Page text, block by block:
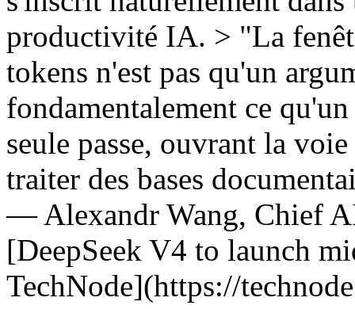
productivité IA. > "La
tokens n'est pas qu'un
fondamentalement ce
seule passe, ouvrant la
traiter des bases
— Alexandr Wang, Chief
[DeepSeek V4 to launch
TechNode](https://